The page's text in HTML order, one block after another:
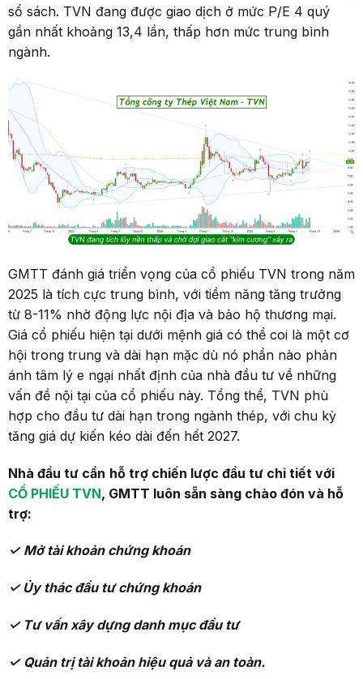
sổ sách. TVN đang được giao dịch ở mức P/E 4 quý
gần nhất khoảng 13,4 lần, thấp hơn mức trung bình
ngành.
GMTT đánh giá triển vọng của cổ phiếu TVN trong năm
2025 là tích cực trung bình, với tiềm năng tăng trưởng
từ 8-11% nhờ động lực nội địa và bảo hộ thương mại.
Giá cổ phiếu hiện tại dưới mệnh giá có thể coi là một cơ
hội trong trung và dài hạn mặc dù nó phần nào phản
ánh tâm lý e ngại nhất định của nhà đầu tư về những
vấn đề nội tại của cổ phiếu này. Tổng thể, TVN phù
hợp cho đầu tư dài hạn trong ngành thép, với chu kỳ
tăng giá dự kiến kéo dài đến hết 2027.
Nhà đầu tư cần hỗ trợ chiến lược đầu tư chi tiết với
CỔ PHIẾU TVN, GMTT luôn sẵn sàng chào đón và hỗ
trợ:
✓ Mở tài khoản chứng khoán
✓ Ủy thác đầu tư chứng khoán
✓ Tư vấn xây dựng danh mục đầu tư
✓ Quản trị tài khoảnhiệu quả và an toàn.